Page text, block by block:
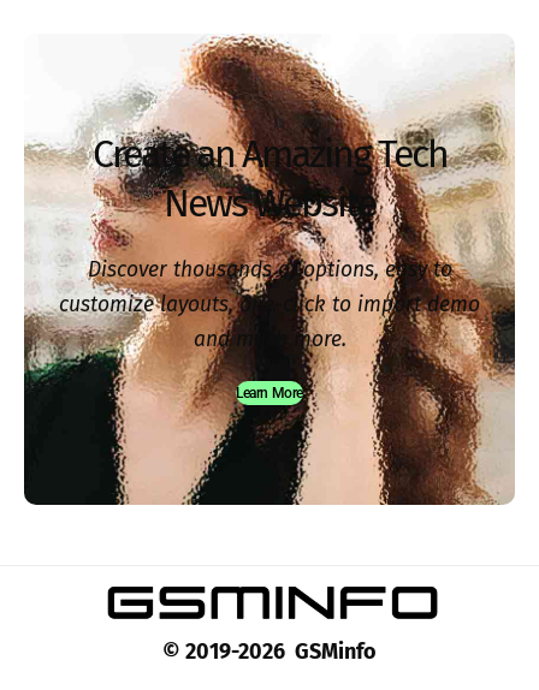
Create an Amazing Tech
News Website
Discover thousands of options, easy to
customize layouts, one-click to import demo
and much more.
Learn More
© 2019-2026 GSMinfo